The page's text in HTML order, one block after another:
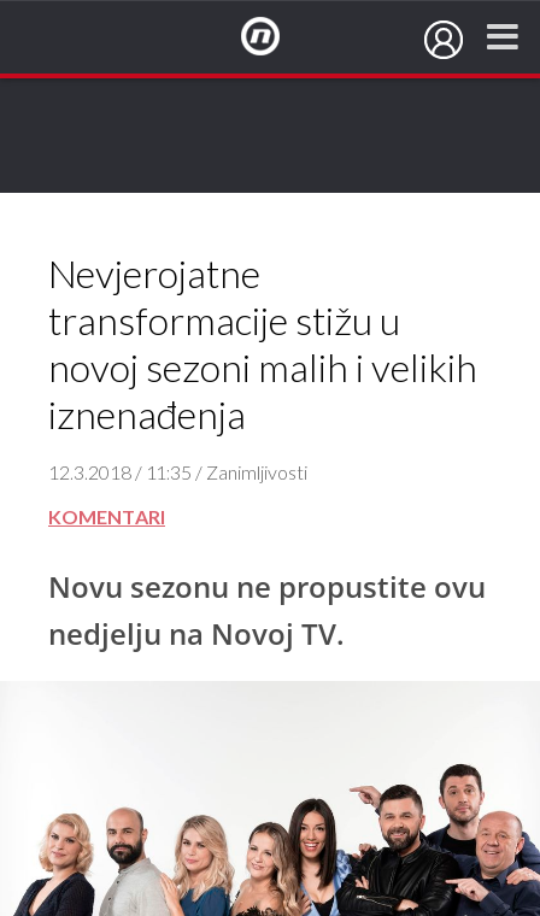
Nevjerojatne
transformacije stižu u
novoj sezoni malih i velikih
iznenađenja
12.3.2018 / 11:35 / Zanimljivosti
KOMENTARI
Novu sezonu ne propustite ovu
nedjelju na Novoj TV.